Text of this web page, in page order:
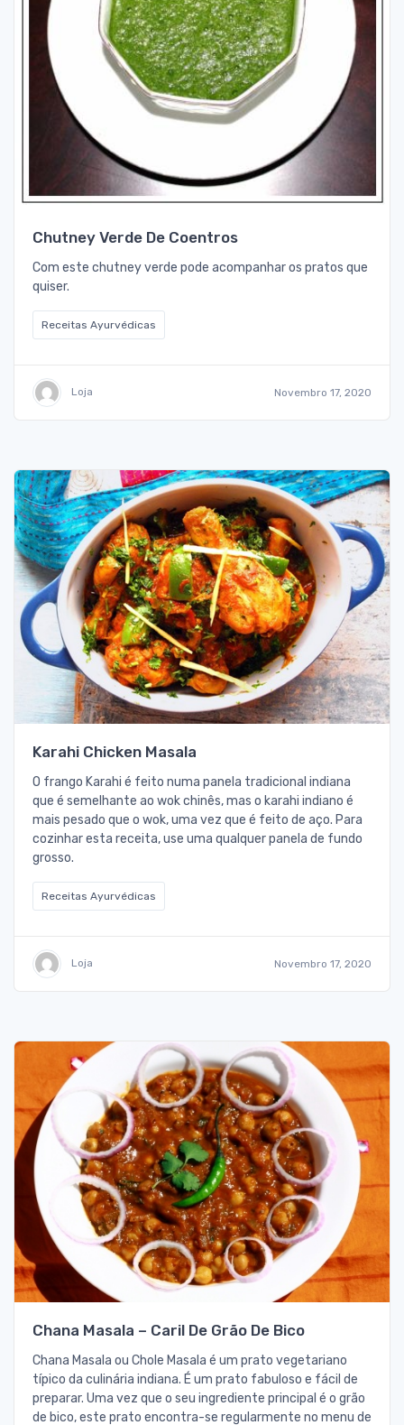
Chutney Verde De Coentros
Com este chutney verde pode acompanhar os pratos que
quiser.
Receitas Ayurvédicas
Loja Novembro 17, 2020
Karahi Chicken Masala
O frango Karahi é feito numa panela tradicional indiana
que é semelhante ao wok chinês, mas o karahi indiano é
mais pesado que o wok, uma vez que é feito de aço. Para
cozinhar esta receita, use uma qualquer panela de fundo
grosso.
Receitas Ayurvédicas
Loja Novembro 17, 2020
Chana Masala – Caril De Grão De Bico
Chana Masala ou Chole Masala é um prato vegetariano
típico da culinária indiana. É um prato fabuloso e fácil de
preparar. Uma vez que o seu ingrediente principal é o grão
de bico, este prato encontra-se regularmente no menu de